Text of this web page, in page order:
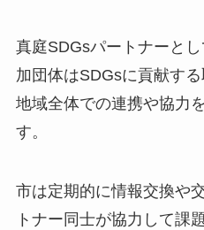
真庭SDGsパートナーと
加団体はSDGsに貢献す
地域全体での連携や協力
す。
市は定期的に情報交換や
トナー同士が協力して課